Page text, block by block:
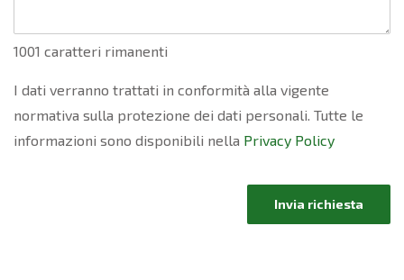
1001 caratteri rimanenti
I dati verranno trattati in conformità alla vigente
normativa sulla protezione dei dati personali. Tutte le
informazioni sono disponibili nella Privacy Policy
Invia richiesta